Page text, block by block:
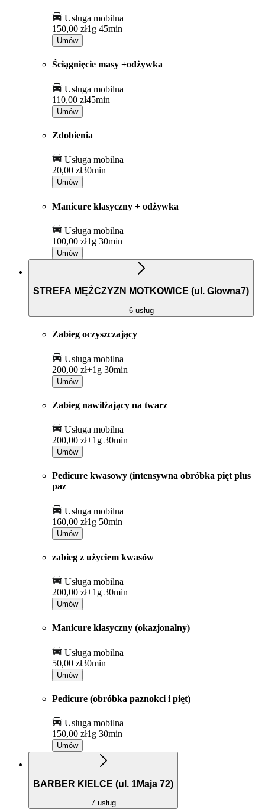
Usługa mobilna
150,00 zł1g 45min
Umów
Ściągnięcie masy +odżywka
Usługa mobilna
110,00 zł45min
Umów
Zdobienia
Usługa mobilna
20,00 zł30min
Umów
Manicure klasyczny + odżywka
Usługa mobilna
100,00 zł1g 30min
Umów
STREFA MĘŻCZYZN MOTKOWICE (ul. Glowna7)
6 usług
Zabieg oczyszczający
Usługa mobilna
200,00 zł+1g 30min
Umów
Zabieg nawilżający na twarz
Usługa mobilna
200,00 zł+1g 30min
Umów
Pedicure kwasowy (intensywna obróbka pięt plus
paz
Usługa mobilna
160,00 zł1g 50min
Umów
zabieg z użyciem kwasów
Usługa mobilna
200,00 zł+1g 30min
Umów
Manicure klasyczny (okazjonalny)
Usługa mobilna
50,00 zł30min
Umów
Pedicure (obróbka paznokci i pięt)
Usługa mobilna
150,00 zł1g 30min
Umów
BARBER KIELCE (ul. 1Maja 72)
7 usług